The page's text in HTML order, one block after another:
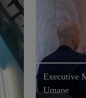
Executive
Umane